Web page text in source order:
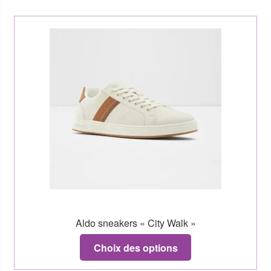
Aldo sneakers « City Walk »
Choix des options